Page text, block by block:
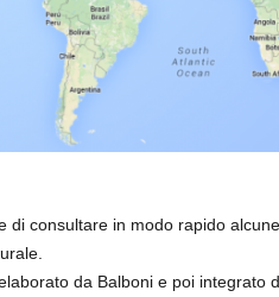
di consultare in modo rapido
da Balboni e poi integrato